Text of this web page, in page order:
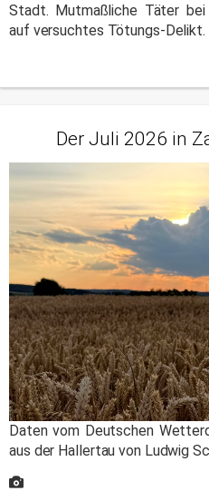
Stadt. Mutmaßliche Täter
auf versuchtes Tötungs-Delikt.
Der Juli 2026 in
Daten vom Deutschen
aus der Hallertau von Ludwig